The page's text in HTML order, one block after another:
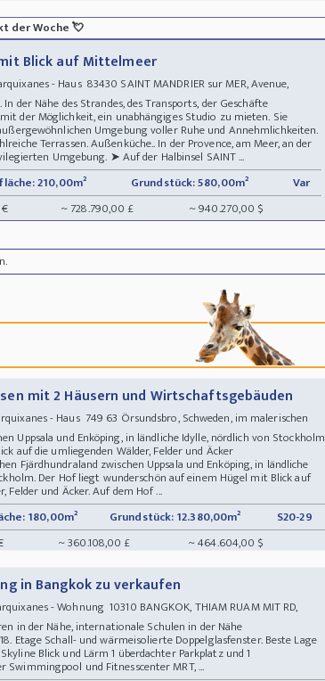
der Woche💘
Blick auf Mittelmeer
- Haus 83430 SAINT MANDRIER sur MER, Avenue,
der Nähe des Strandes, des Transports, der Geschäfte
der Möglichkeit, ein unabhängiges Studio zu mieten. Sie
Umgebung voller Ruhe und Annehmlichkeiten.
Terrassen. Außenküche.. In der Provence, am Meer, an der
Umgebung. ➤ Auf der Halbinsel SAINT ...
210,00m² Grundstück: 580,00m²
Var
~ 728.790,00 £ ~ 940.270,00 $
mit 2 Häusern und Wirtschaftsgebäuden
- Haus 749 63 Örsundsbro, Schweden, im malerischen
Uppsala und Enköping, in ländliche Idylle, nördlich von Stockholm
auf die umliegenden Wälder, Felder und Äcker
Fjärdhundraland zwischen Uppsala und Enköping, in ländliche
Der Hof liegt wunderschön auf einem Hügel mit Blick auf
Felder und Äcker. Auf dem Hof ...
180,00m² Grundstück: 12.380,00m²
S20-29
~ 360.108,00 £ ~ 464.604,00 $
in Bangkok zu verkaufen
- Wohnung 10310 BANGKOK, THIAM RUAM MIT RD,
in der Nähe, internationale Schulen in der Nähe
Etage Schall- und wärmeisolierte Doppelglasfenster. Beste Lage
Blick und Lärm 1 überdachter Parkplatz und 1
und Fitnesscenter MRT, ...